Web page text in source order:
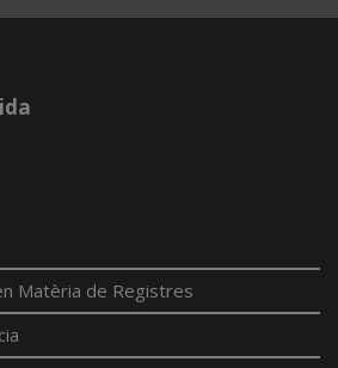
Matèria de Registres